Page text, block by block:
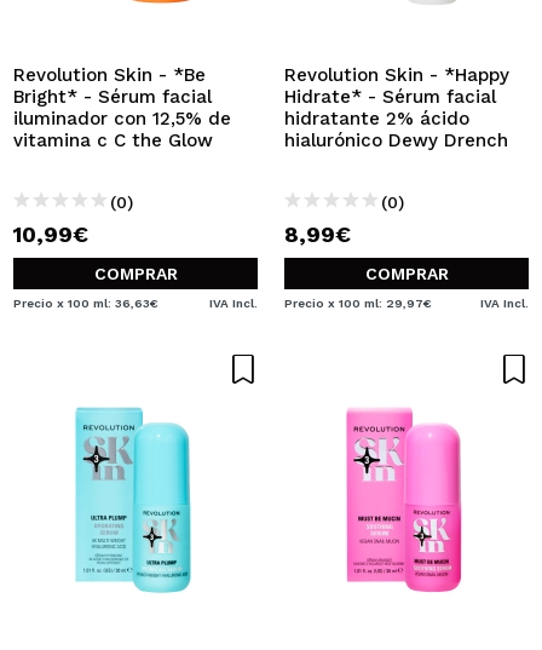
Revolution Skin - *Be
Bright* - Sérum facial
iluminador con 12,5% de
vitamina c C the Glow
(0)
10,99€
COMPRAR
Precio x 100 ml: 36,63€ IVA Incl.
Revolution Skin - *Happy
Hidrate* - Sérum facial
hidratante 2% ácido
hialurónico Dewy Drench
(0)
8,99€
COMPRAR
Precio x 100 ml: 29,97€ IVA Incl.